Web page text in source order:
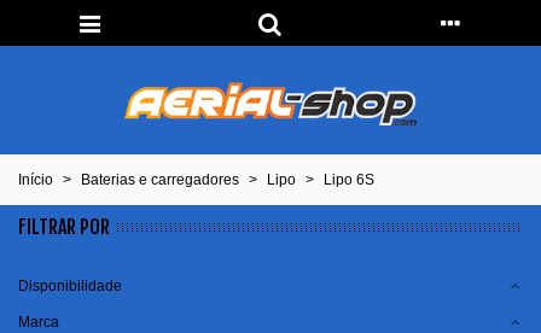
Início > Baterias e carregadores > Lipo > Lipo 6S
FILTRAR POR
Disponibilidade
Marca